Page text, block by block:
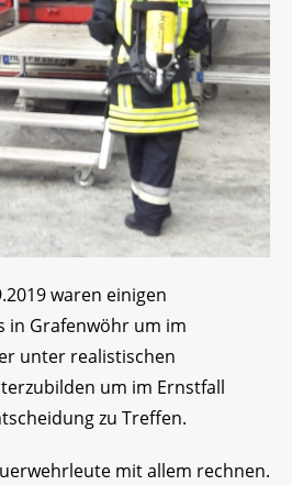
waren einigen
in Grafenwöhr um im
unter realistischen
um im Ernstfall
zu Treffen.
mit allem rechnen.